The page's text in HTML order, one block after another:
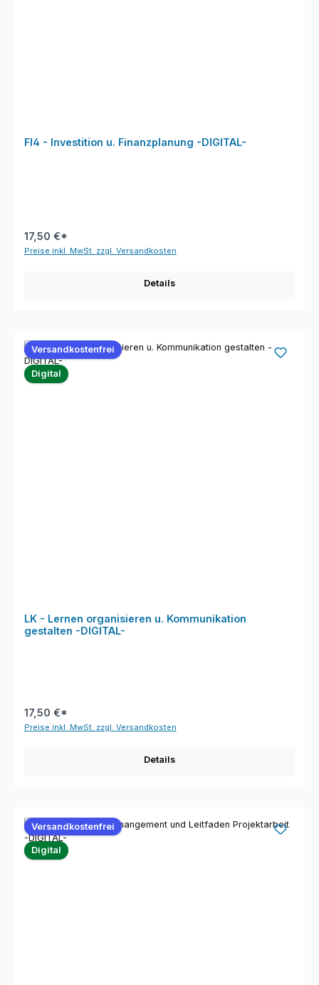
FI4 - Investition u. Finanzplanung -DIGITAL-
17,50 €*
Preise inkl. MwSt. zzgl. Versandkosten
Details
Versandkostenfrei
Digital
LK - Lernen organisieren u. Kommunikation
gestalten -DIGITAL-
17,50 €*
Preise inkl. MwSt. zzgl. Versandkosten
Details
Versandkostenfrei
Digital